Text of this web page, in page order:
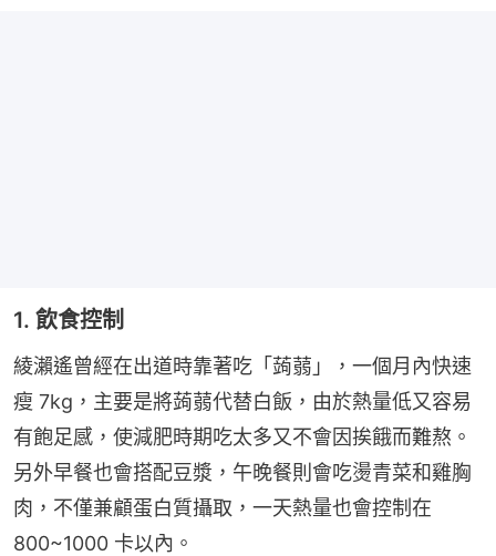
1. 飲食控制
綾瀨遙曾經在出道時靠著吃「蒟蒻」，一個月內快速
瘦 7kg，主要是將蒟蒻代替白飯，由於熱量低又容易
有飽足感，使減肥時期吃太多又不會因挨餓而難熬。
另外早餐也會搭配豆漿，午晚餐則會吃燙青菜和雞胸
肉，不僅兼顧蛋白質攝取，一天熱量也會控制在
800~1000 卡以內。